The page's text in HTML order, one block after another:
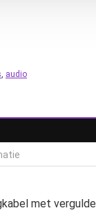
, audio
met vergulde